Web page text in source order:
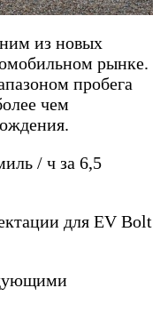
из новых
рынке.
пробега
чем
/ ч за 6,5
для EV Bolt